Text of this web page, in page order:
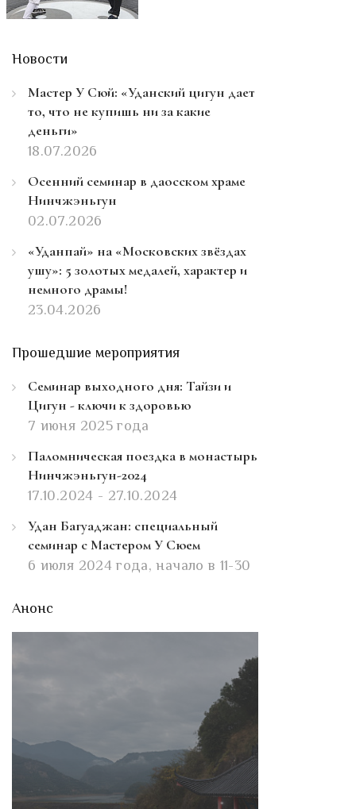
Новости
Мастер У Сюй: «Уданский цигун дает
то, что не купишь ни за какие
деньги»
18.07.2026
Осенний семинар в даосском храме
Нинчжэньгун
02.07.2026
«Уданпай» на «Московских звёздах
ушу»: 5 золотых медалей, характер и
немного драмы!
23.04.2026
Прошедшие мероприятия
Семинар выходного дня: Тайзи и
Цигун - ключи к здоровью
7 июня 2025 года
Паломническая поездка в монастырь
Нинчжэньгун-2024
17.10.2024 - 27.10.2024
Удан Багуаджан: специальный
семинар с Мастером У Сюем
6 июля 2024 года, начало в 11-30
Анонс